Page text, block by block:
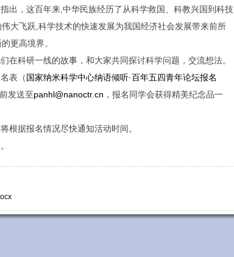
出，这百年来,中华民族经历了从科学救国、科教兴国到科技
大飞跃, 科学技术的快速发展为我国经济社会发展带来前所
更高境界。
在科研一线的故事，和大家共同探讨科学问题，交流想法。
表（国家纳米科学中心纳语倾听·百年五四青年论坛报名
发送至panhl@nanoctr.cn ，报名同学会获得精美纪念品一
据报名情况尽快通知活动时间。
。